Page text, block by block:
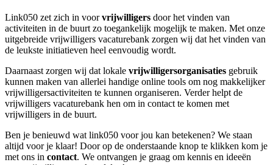
Link050 zet zich in voorvrijwilligers door het vinden van
activiteiten in de buurt zo toegankelijk mogelijk te maken. Met onze
uitgebreide vrijwilligers vacaturebank zorgen wij dat het vinden van
de leukste initiatieven heel eenvoudig wordt.
Daarnaast zorgen wij dat lokale vrijwilligersorganisaties gebruik
kunnen maken van allerlei handige online tools om nog makkelijker
vrijwilligersactiviteiten te kunnen organiseren. Verder helpt de
vrijwilligers vacaturebank hen om in contact te komen met
vrijwilligers in de buurt.
Ben je benieuwd wat link050 voor jou kan betekenen? We staan
altijd voor je klaar! Door op de onderstaande knop te klikken kom je
met ons in contact. We ontvangen je graag om kennis en ideeën